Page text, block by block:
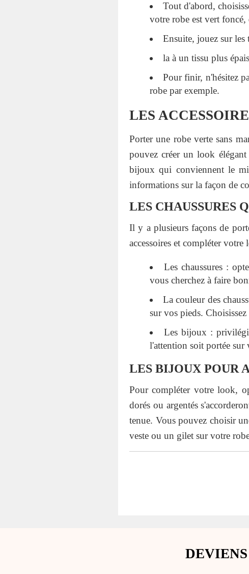
Tout d'abord,
votre robe est vert foncé,
Ensuite, jouez sur les
la à un tissu plus
Pour finir, n'hésitez
robe par exemple.
LES
Porter une robe verte sans
pouvez créer un look élégant
bijoux qui conviennent le
informations sur la façon de
LES CHAUSSURES
Il y a plusieurs façons de
accessoires et compléter votre
Les chaussures :
vous cherchez à faire
La couleur des
sur vos pieds.
Les bijoux :
l'attention soit portée sur
LES BIJOUX POUR
Pour compléter votre look,
dorés ou argentés
tenue. Vous pouvez choisir
veste ou un gilet sur votre